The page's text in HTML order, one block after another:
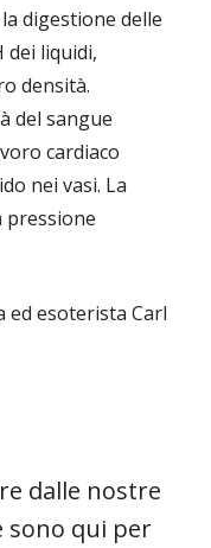
digestione delle
dei liquidi,
densità.
del sangue
cardiaco
nei vasi. La
pressione
ed esoterista Carl
dalle nostre
sono qui per